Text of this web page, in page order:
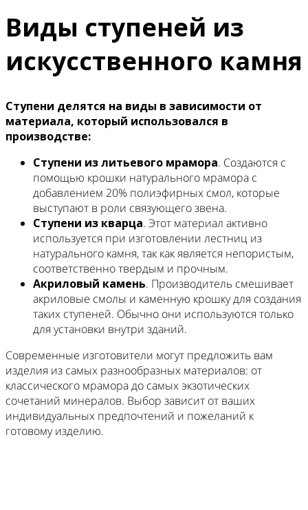
Виды ступеней из
искусственного камня
Ступени делятся на виды в зависимости от
материала, который использовался в
производстве:
Ступени из литьевого мрамора. Создаются с
помощью крошки натурального мрамора с
добавлением 20% полиэфирных смол, которые
выступают в роли связующего звена.
Ступени из кварца. Этот материал активно
используется при изготовлении лестниц из
натурального камня, так как является непористым,
соответственно твердым и прочным.
Акриловый камень. Производитель смешивает
акриловые смолы и каменную крошку для создания
таких ступеней. Обычно они используются только
для установки внутри зданий.
Современные изготовители могут предложить вам
изделия из самых разнообразных материалов: от
классического мрамора до самых экзотических
сочетаний минералов. Выбор зависит от ваших
индивидуальных предпочтений и пожеланий к
готовому изделию.